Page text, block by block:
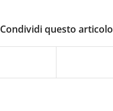
Condividi questo articolo